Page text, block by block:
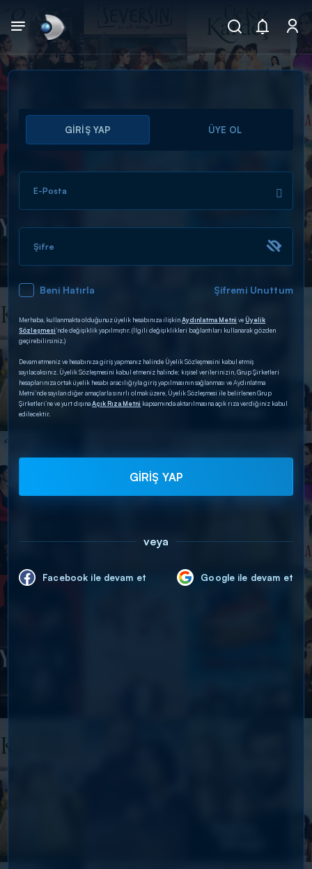
Arama
ARAMA SONUÇLARI
DİĞER SONUÇLAR
GİRİŞ YAP ÜYE OL
E-Posta
Şifre
Beni Hatırla Şifremi Unuttum
Merhaba, kullanmakta olduğunuz üyelik hesabınıza ilişkinAydınlatma Metni veÜyelik
Sözleşmesi’nde değişiklik yapılmıştır. (İlgili değişiklikleri bağlantıları kullanarak gözden
geçirebilirsiniz.)
Devam etmeniz ve hesabınıza giriş yapmanız halinde Üyelik Sözleşmesini kabul etmiş
sayılacaksınız. Üyelik Sözleşmesini kabul etmeniz halinde; kişisel verilerinizin, Grup Şirketleri
hesaplarınıza ortak üyelik hesabı aracılığıyla giriş yapılmasının sağlanması ve Aydınlatma
Metni’nde sayılan diğer amaçlarla sınırlı olmak üzere, Üyelik Sözleşmesi ile belirlenen Grup
Şirketleri’ne ve yurt dışınaAçık Rıza Metni kapsamında aktarılmasına açık rıza verdiğiniz kabul
edilecektir.
GİRİŞ YAP
veya
Facebook ile devam et Google ile devam et